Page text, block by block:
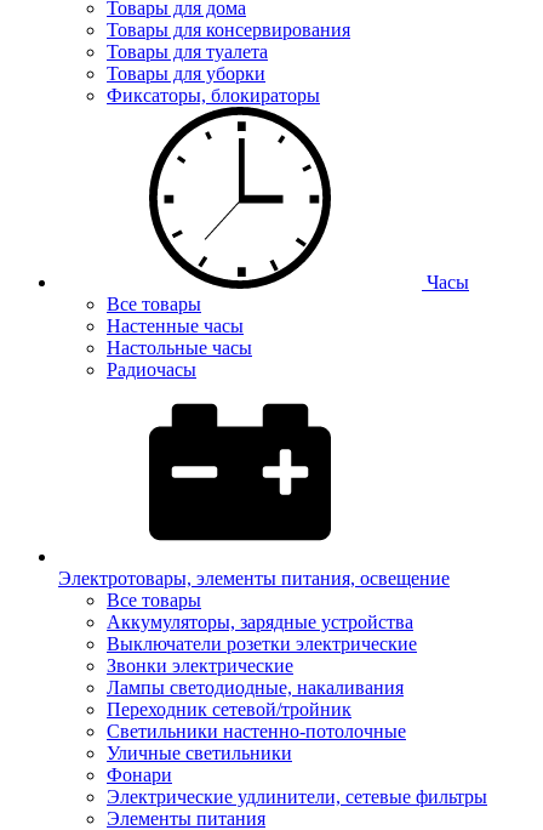
Товары для дома
Товары для консервирования
Товары для туалета
Товары для уборки
Фиксаторы, блокираторы
Часы
Все товары
Настенные часы
Настольные часы
Радиочасы
Электротовары, элементы питания, освещение
Все товары
Аккумуляторы, зарядные устройства
Выключатели розетки электрические
Звонки электрические
Лампы светодиодные, накаливания
Переходник сетевой/тройник
Светильники настенно-потолочные
Уличные светильники
Фонари
Электрические удлинители, сетевые фильтры
Элементы питания